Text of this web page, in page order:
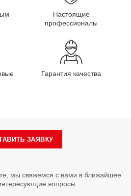
Настоящие
профессионалы
Гарантия качества
ЗАЯВКУ
мы свяжемся с вами в ближайшее
вопросы.